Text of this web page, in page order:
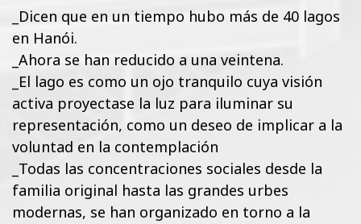
_Dicen que en un tiempo hubo más de 40 lagos
en Hanói.
_Ahora se han reducido a una veintena.
_El lago es como un ojo tranquilo cuya visión
activa proyectase la luz para iluminar su
representación, como un deseo de implicar a la
voluntad en la contemplación
_Todas las concentraciones sociales desde la
familia original hasta las grandes urbes
modernas, se han organizado en torno a la